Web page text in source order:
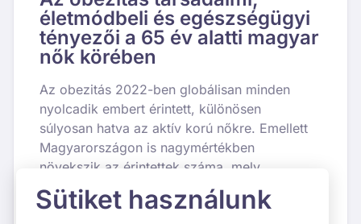
életmódbeli és egészségügyi
tényezői a 65 év alatti magyar
nők körében
Az obezitás 2022-ben globálisan minden
nyolcadik embert érintett, különösen
súlyosan hatva az aktív korú nőkre. Emellett
Magyarországon is nagymértékben
növekszik az érintettek száma, mely
napjainkban már elérte a lakosság közel
59%-át. Ez a népegészségügyi krízis
Sütiket használunk